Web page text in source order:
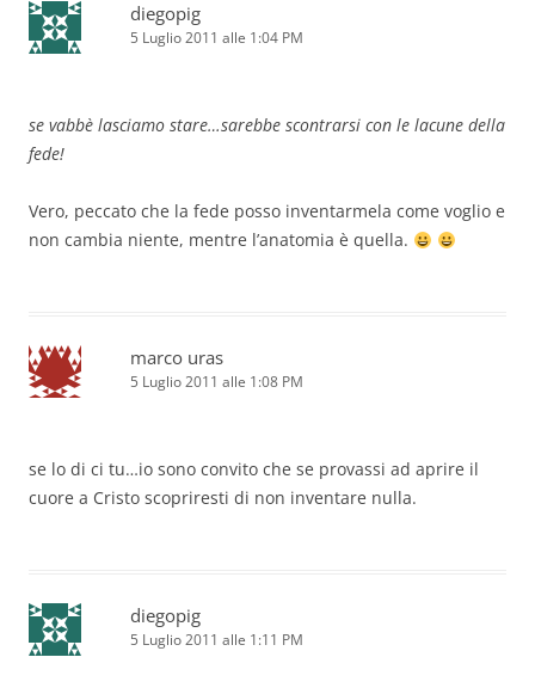
diegopig
5 Luglio 2011 alle 1:04 PM
se vabbè lasciamo stare…sarebbe scontrarsi con le lacune della
fede!
Vero, peccato che la fede posso inventarmela come voglio e
non cambia niente, mentre l’anatomia è quella.
marco uras
5 Luglio 2011 alle 1:08 PM
se lo di ci tu…io sono convito che se provassi ad aprire il
cuore a Cristo scopriresti di non inventare nulla.
diegopig
5 Luglio 2011 alle 1:11 PM